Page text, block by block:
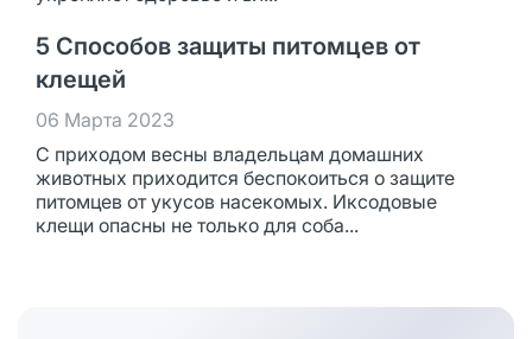
5 Способов защиты питомцев от
клещей
06 Марта 2023
С приходом весны владельцам домашних
животных приходится беспокоиться о защите
питомцев от укусов насекомых. Иксодовые
клещи опасны не только для соба...